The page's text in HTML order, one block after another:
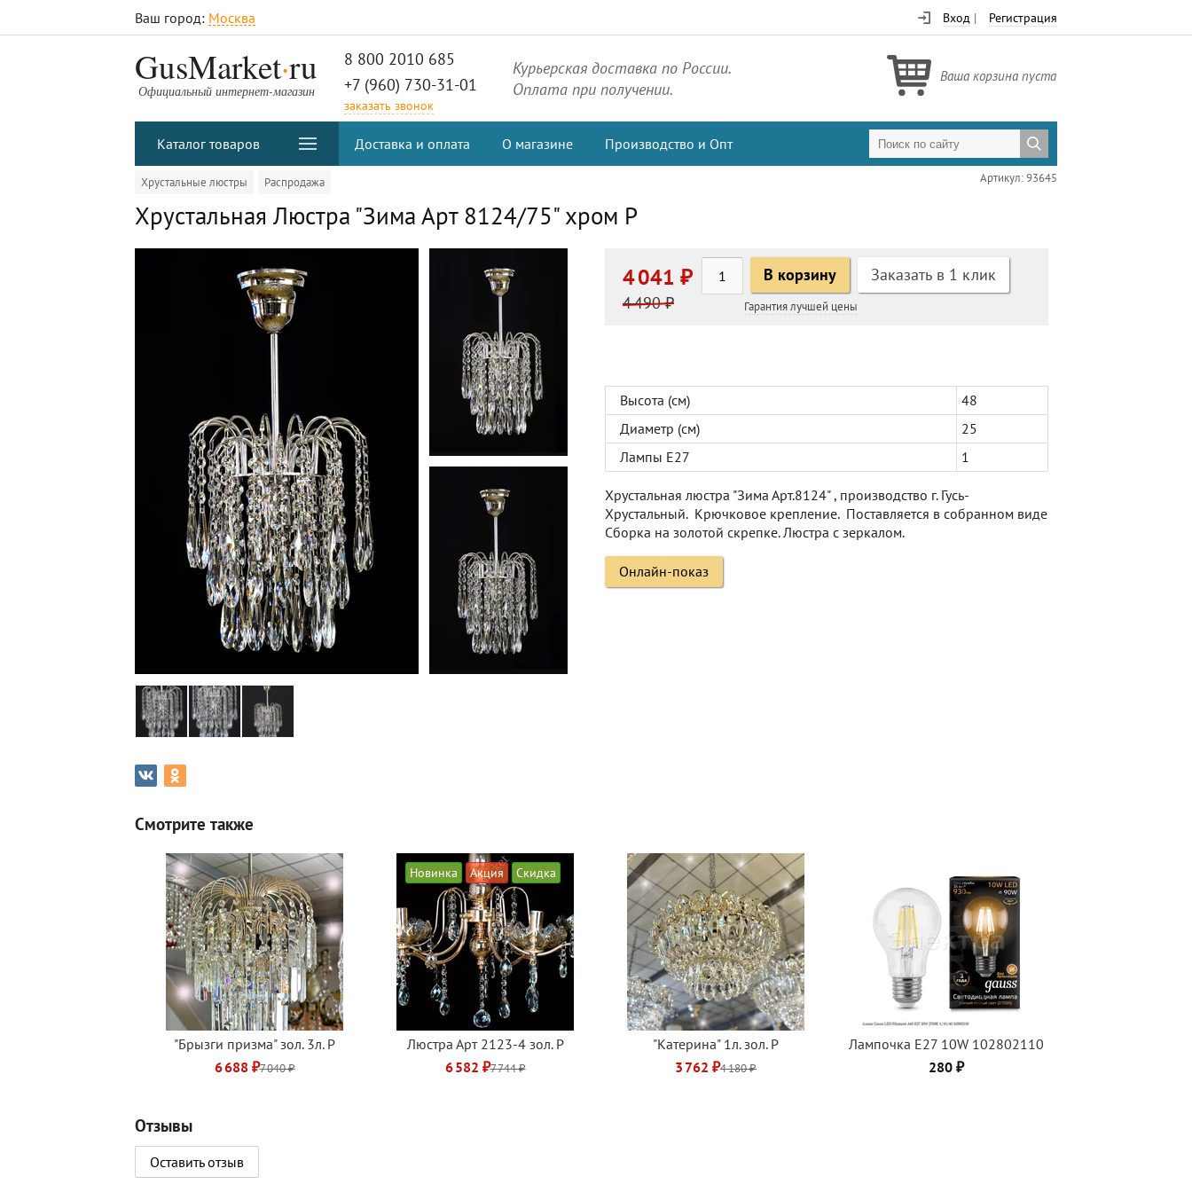
Ваш город: Москва Вход | Регистрация
GusMarket.ru
Официальный интернет-магазин
8 800 2010 685
+7 (960) 730-31-01
заказать звонок
Курьерская доставка по России.
Оплата при получении.
Ваша корзина пуста
Каталог товаров Доставка и оплата О магазине Производство и Опт
Хрустальные люстры Распродажа Артикул: 93645
Хрустальная Люстра "Зима Арт 8124/75" хром Р
4 041 ₽
4 490 ₽
В корзину Заказать в 1 клик
Гарантия лучшей цены
Высота (см)
48
Диаметр (см)
25
Лампы Е27
1
Хрустальная люстра "Зима Арт.8124" , производство г. Гусь-
Хрустальный. Крючковое крепление. Поставляется в собранном виде
Сборка на золотой скрепке. Люстра с зеркалом.
Онлайн-показ
Смотрите также
"Брызги призма" зол. 3л. Р
6 688 ₽7 040 ₽
Новинка Акция Скидка
Люстра Арт 2123-4 зол. Р
6 582 ₽7 744 ₽
"Катерина" 1л. зол. Р
3 762 ₽4 180 ₽
Лампочка Е27 10W 102802110
280 ₽
Отзывы
Оставить отзыв